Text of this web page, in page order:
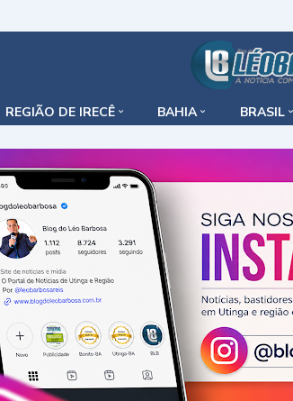
REGIÃO DE IRECÊ BAHIA BRASIL